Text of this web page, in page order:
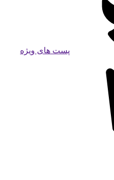
پست های ویژه